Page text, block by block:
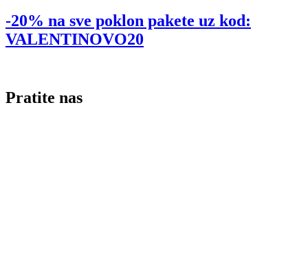
-20% na sve poklon pakete uz kod:
VALENTINOVO20
Pratite nas